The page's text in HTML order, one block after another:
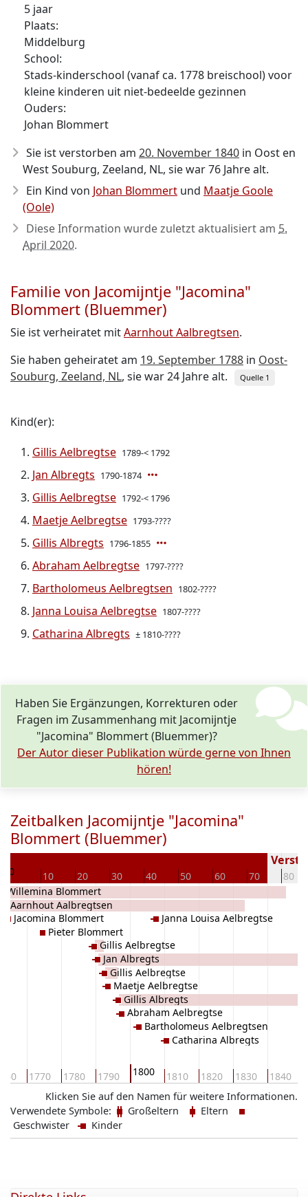
5 jaar
Plaats:
Middelburg
School:
Stads-kinderschool (vanaf ca. 1778 breischool) voor
kleine kinderen uit niet-bedeelde gezinnen
Ouders:
Johan Blommert
Sie ist verstorben am 20. November 1840 in Oost en
West Souburg, Zeeland, NL, sie war 76 Jahre alt.
Ein Kind von Johan Blommert und Maatje Goole
(Oole)
Diese Information wurde zuletzt aktualisiert am 5.
April 2020.
Familie von Jacomijntje "Jacomina"
Blommert (Bluemmer)
Sie ist verheiratet mitAarnhout Aalbregtsen.
Sie haben geheiratet am 19. September 1788 in Oost-
Souburg, Zeeland, NL, sie war 24 Jahre alt. Quelle 1
Kind(er):
Gillis Aelbregtse 1789-< 1792
Jan Albregts 1790-1874
Gillis Aelbregtse 1792-< 1796
Maetje Aelbregtse 1793-????
Gillis Albregts 1796-1855
Abraham Aelbregtse 1797-????
Bartholomeus Aelbregtsen 1802-????
Janna Louisa Aelbregtse 1807-????
Catharina Albregts ± 1810-????
Haben Sie Ergänzungen, Korrekturen oder
Fragen im Zusammenhang mit Jacomijntje
"Jacomina" Blommert (Bluemmer)?
Der Autor dieser Publikation würde gerne von Ihnen
hören!
Zeitbalken Jacomijntje "Jacomina"
Blommert (Bluemmer)
0 10 20 30 40 50 60 70 80
1770 1780 1790 1800 1810 1820 1830 1840
Willemina Blommert
Aarnhout Aalbregtsen
Jacomina Blommert
Pieter Blommert
Gillis Aelbregtse
Jan Albregts
Gillis Aelbregtse
Maetje Aelbregtse
Gillis Albregts
Abraham Aelbregtse
Bartholomeus Aelbregtsen
Janna Louisa Aelbregtse
Catharina Albregts
Klicken Sie auf den Namen für weitere Informationen.
Verwendete Symbole:
Großeltern
Eltern
Geschwister
Kinder